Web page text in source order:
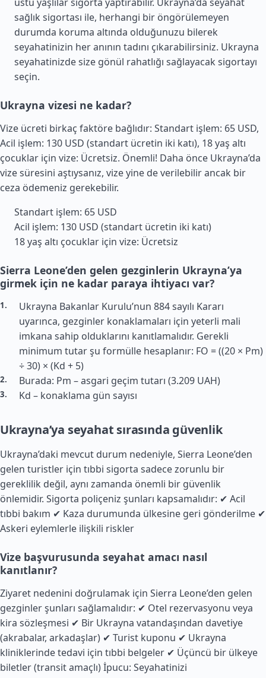
sağlık sigortası ile, herhangi bir öngörülemeyen
durumda koruma altında olduğunuzu bilerek
seyahatinizin her anının tadını çıkarabilirsiniz. Ukrayna
seyahatinizde size gönül rahatlığı sağlayacak sigortayı
seçin.
Ukrayna vizesi ne kadar?
Vize ücreti birkaç faktöre bağlıdır: Standart işlem: 65 USD,
Acil işlem: 130 USD (standart ücretin iki katı), 18 yaş altı
çocuklar için vize: Ücretsiz. Önemli! Daha önce Ukrayna’da
vize süresini aştıysanız, vize yine de verilebilir ancak bir
ceza ödemeniz gerekebilir.
Standart işlem: 65 USD
Acil işlem: 130 USD (standart ücretin iki katı)
18 yaş altı çocuklar için vize: Ücretsiz
Sierra Leone’den gelen gezginlerin Ukrayna’ya
girmek için ne kadar paraya ihtiyacı var?
Ukrayna Bakanlar Kurulu’nun 884 sayılı Kararı
uyarınca, gezginler konaklamaları için yeterli mali
imkana sahip olduklarını kanıtlamalıdır. Gerekli
minimum tutar şu formülle hesaplanır: FO = ((20 × Pm)
÷ 30) × (Kd + 5)
Burada: Pm – asgari geçim tutarı (3.209 UAH)
Kd – konaklama gün sayısı
Ukrayna’ya seyahat sırasında güvenlik
Ukrayna’daki mevcut durum nedeniyle, Sierra Leone’den
gelen turistler için tıbbi sigorta sadece zorunlu bir
gereklilik değil, aynı zamanda önemli bir güvenlik
önlemidir. Sigorta poliçeniz şunları kapsamalıdır: ✔ Acil
tıbbi bakım ✔ Kaza durumunda ülkesine geri gönderilme ✔
Askeri eylemlerle ilişkili riskler
Vize başvurusunda seyahat amacı nasıl
kanıtlanır?
Ziyaret nedenini doğrulamak için Sierra Leone’den gelen
gezginler şunları sağlamalıdır: ✔ Otel rezervasyonu veya
kira sözleşmesi ✔ Bir Ukrayna vatandaşından davetiye
(akrabalar, arkadaşlar) ✔ Turist kuponu ✔ Ukrayna
kliniklerinde tedavi için tıbbi belgeler ✔ Üçüncü bir ülkeye
biletler (transit amaçlı) İpucu: Seyahatinizi